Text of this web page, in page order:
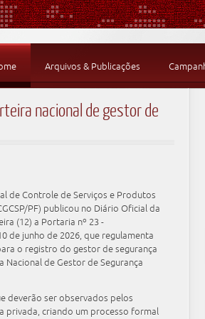
Arquivos & Publicações
nacional de gestor de
de Controle de Serviços e Produtos
PF) publicou no Diário Oficial da
(12) a Portaria nº 23 -
de junho de 2026, que regulamenta
o registro do gestor de segurança
Nacional de Gestor de Segurança
deverão ser observados pelos
privada, criando um processo formal